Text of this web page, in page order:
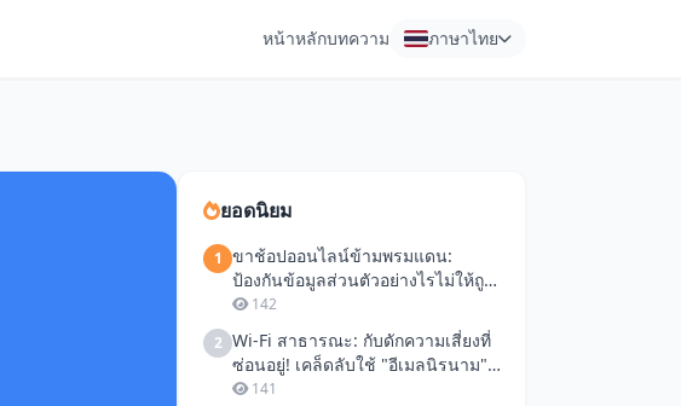
หน้าหลักบทความ ภาษาไทย
ยอดนิยม
1 ขาช้อปออนไลน์ข้ามพรมแดน:
ป้องกันข้อมูลส่วนตัวอย่างไรไม่ให้ถูก
"แชร์ว่อน"
142
2 Wi-Fi สาธารณะ: กับดักความเสี่ยงที่
ซ่อนอยู่! เคล็ดลับใช้ "อีเมลนิรนาม"
ป้องกันภัยไซเบอร์
141